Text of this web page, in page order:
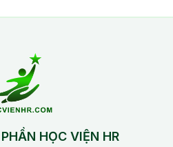
HỌC VIỆN HR